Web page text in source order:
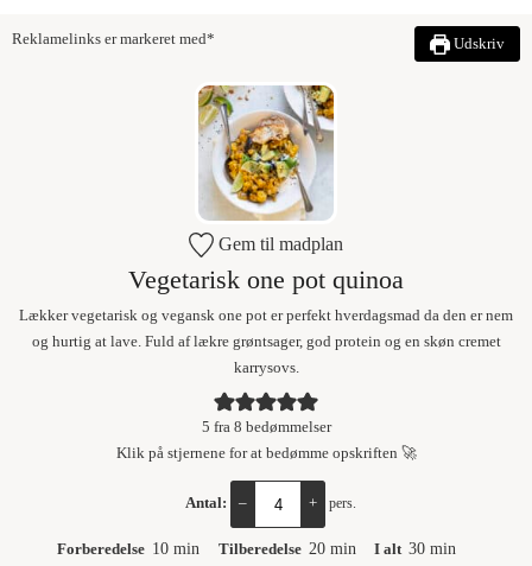
Reklamelinks er markeret med* Udskriv
Gem til madplan
Vegetarisk one pot quinoa
Lækker vegetarisk og vegansk one pot er perfekt hverdagsmad da den er nem
og hurtig at lave. Fuld af lækre grøntsager, god protein og en skøn cremet
karrysovs.
5 fra 8 bedømmelser
Klik på stjernene for at bedømme opskriften 🚀
Antal: – + pers.
Forberedelse 10 min Tilberedelse 20 min I alt 30 min